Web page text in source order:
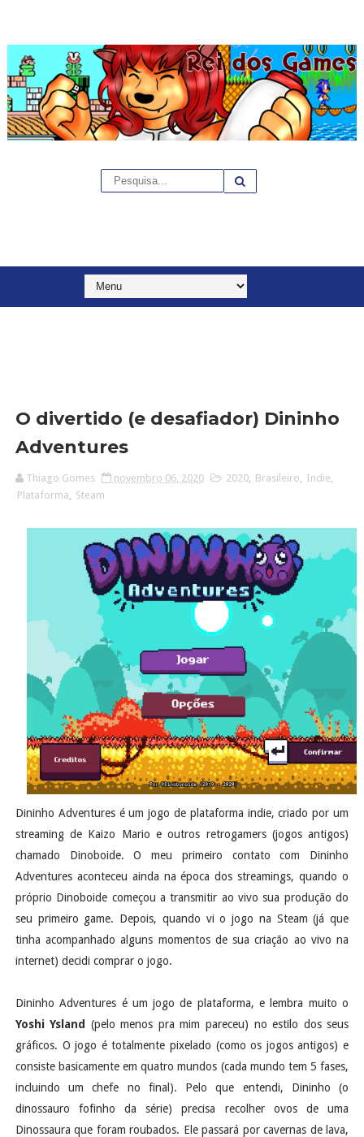
O divertido (e desafiador) Dininho
Adventures
Thiago Gomes novembro 06, 2020 2020, Brasileiro Indie
Plataforma
Steam
Dininho Adventures é um jogo de plataforma indie, criado por um
streaming de Kaizo Mario e outros retrogamers (jogos antigos)
chamado Dinoboide. O meu primeiro contato com Dininho
Adventures aconteceu ainda na época dos streamings, quando o
próprio Dinoboide começou a transmitir ao vivo sua produção do
seu primeiro game. Depois, quando vi o jogo na Steam (já que
tinha acompanhado alguns momentos de sua criação ao vivo na
internet) decidi comprar o jogo.
Dininho Adventures é um jogo de plataforma, e lembra muito o
Yoshi Ysland (pelo menos pra mim pareceu) no estilo dos seus
gráficos. O jogo é totalmente pixelado (como os jogos antigos) e
consiste basicamente em quatro mundos (cada mundo tem 5 fases,
incluindo um chefe no final). Pelo que entendi, Dininho (o
dinossauro fofinho da série) precisa recolher ovos de uma
Dinossaura que foram roubados. Ele passará por cavernas de lava,